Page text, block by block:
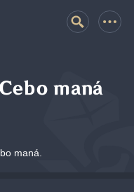
maná
maná.